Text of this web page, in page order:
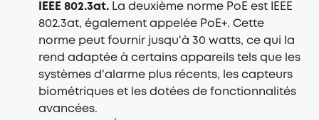
IEEE 802.3at. La deuxième norme PoE est IEEE
802.3at, également appelée PoE+. Cette
norme peut fournir jusqu'à 30 watts, ce qui la
rend adaptée à certains appareils tels que les
systèmes d'alarme plus récents, les capteurs
biométriques et les dotées de fonctionnalités
avancées.